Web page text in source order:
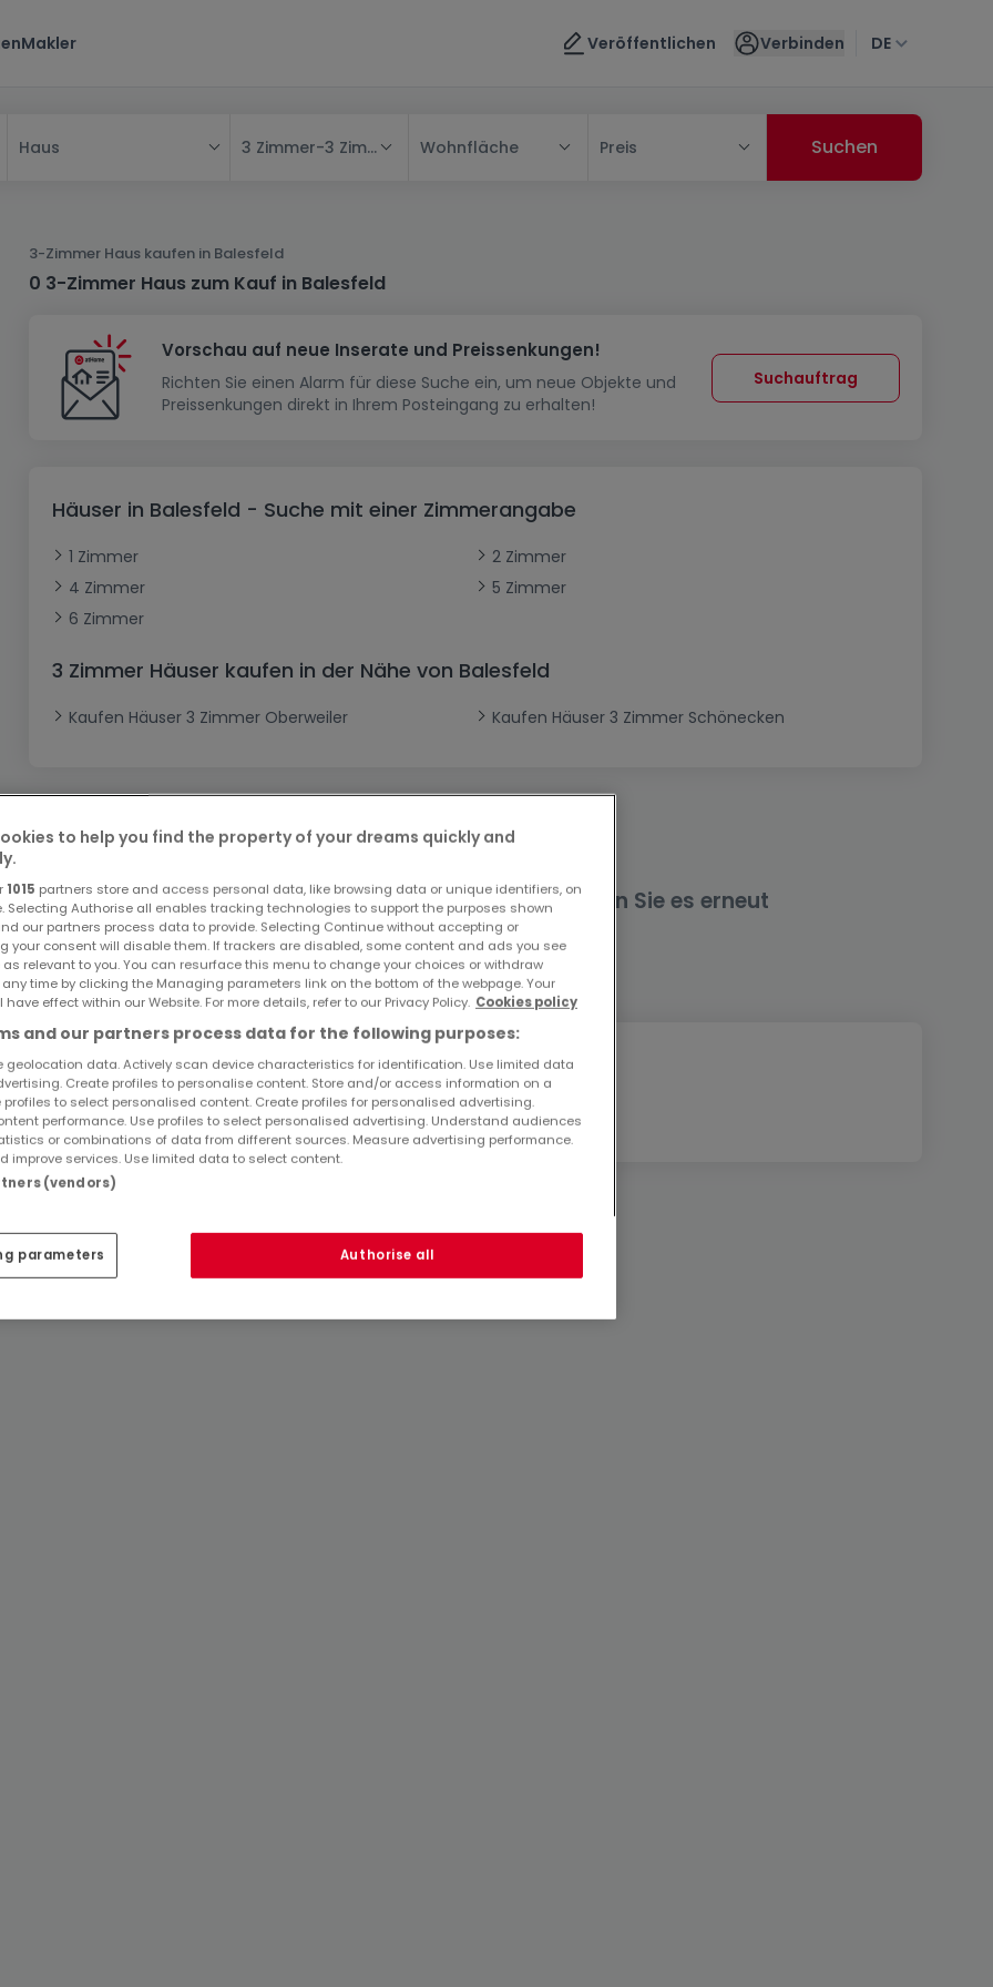
Makler Veröffentlichen Verbinden DE
Haus
Haus
Reihenhaus
Doppelhaushälfte
Schloss
Hof
Bauernhaus
Landhaus
Bungalow
Wohnung
Schlafzimmer
1-Zimmer-Apartment
Dreigeschossige Wohnung
Loft
Dachgeschoss
Erdgeschoss
Wohnanlage
Wohnsiedlung
Haus bauen
Musterhaus
Renditeobjekt
Kein Bauland
Gewerbliches Grundstück
Garage - Parkplatz
Carport
Garage
Büro
Büro
Gewerbe
Ladenfläche
Geschäft
Restaurant
3 Zimmer- 3 Zimmer Wohnfläche Preis
3-Zimmer Haus kaufen in Balesfeld
0 3-Zimmer Haus zum Kauf in Balesfeld
Vorschau auf neue Inserate und Preissenkungen!
Richten Sie einen Alarm für diese Suche ein, um neue Objekte und
Preissenkungen direkt in Ihrem Posteingang zu erhalten!
Suchauftrag
Häuser in Balesfeld - Suche mit einer Zimmerangabe
1 Zimmer
2 Zimmer
4 Zimmer
5 Zimmer
6 Zimmer
3 Zimmer Häuser kaufen in der Nähe von Balesfeld
Kaufen Häuser 3 Zimmer Oberweiler Kaufen Häuser 3 Zimmer Schönecken
Bitte ändern Sie Ihre Suche und versuchen Sie es erneut
Top Suchaufträge
Immobilienanbieter in Balesfeld
to help you find the property of your dreams quickly and
1015 partners store and access personal data, like browsing data or unique identifiers, on
Selecting Authorise all enables tracking technologies to support the purposes shown
our partners process data to provide. Selecting Continue without accepting or
your consent will disable them. If trackers are disabled, some content and ads you see
as relevant to you. You can resurface this menu to change your choices or withdraw
time by clicking the Managing parameters link on the bottom of the webpage. Your
have effect within our Website. For more details, refer to our Privacy Policy. Cookies policy
and our partners process data for the following purposes:
geolocation data. Actively scan device characteristics for identification. Use limited data
Create profiles to personalise content. Store and/or access information on a
profiles to select personalised content. Create profiles for personalised advertising.
performance. Use profiles to select personalised advertising. Understand audiences
or combinations of data from different sources. Measure advertising performance.
improve services. Use limited data to select content.
(vendors)
parameters Authorise all